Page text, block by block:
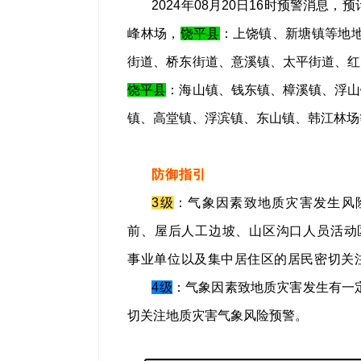
2024年08月20日16时预警消息，预
峰林场， 饶平县 ：上饶镇、新塘镇等地
街道、桥东街道、意溪镇、太平街道、
饶平县 ：海山镇、钱东镇、樟溪镇、浮
镇、高堂镇、浮滨镇、东山镇、韩江林
防御指引
3级 ：气象因素致地质灾害发生
前、屋后人工边坡、山区沟口人员活
事业单位以及集中居住区的居民密切关
4级 ：气象因素致地质灾害发生有
切关注地质灾害气象风险预警。